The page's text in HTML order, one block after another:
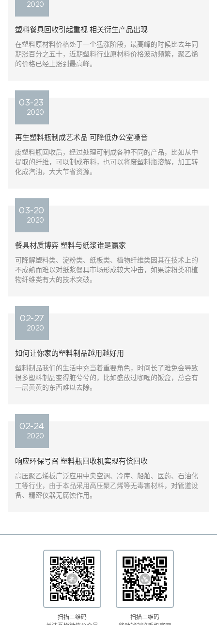
塑料餐具回收引起重视 相关衍生产品出现
在塑料原材料价格处于一个猛涨阶段，最高峰的时候比去年同
期涨百分之五十，近期塑料行业原材料价格波动频繁，聚乙烯
的价格已经上涨到最高峰。
2020
再生塑料瓶制成艺术品 可降低办公室噪音
废塑料瓶回收后，经过处理可制成各种不同的产品，比如从中
提取的纤维，可以制成布料，也可以将废塑料瓶溶解，加工转
化成汽油，大大节省资源。
03-23
2020
餐具材质博弈 塑料与纸浆谁是赢家
可降解塑料类、淀粉类、纸板类、植物纤维类因其在技术上的
不成熟而难以对纸浆餐具市场形成较大冲击，如果淀粉类和植
物纤维类有大的技术突破。
03-20
2020
如何让你家的塑料制品越用越好用
塑料制品我们的生活中充当着重要角色，时间长了难免会导致
很多塑料制品变得脏兮兮的，比如盛放过咖喱的饭盒，总会有
一层黄黄的东西难以去除。
02-27
2020
响应环保号召 塑料瓶回收机实现有偿回收
高压聚乙烯板广泛应用中央空调、冷库、船舶、医药、石油化
工等行业，由于本品采用高压聚乙烯等无毒害材料，对管道设
备、精密仪器无腐蚀作用。
02-24
2020
扫描二维码
扫描二维码